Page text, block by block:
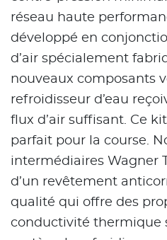
réseau haute
développé en
d’air spécialement
nouveaux composants
refroidisseur d’eau
flux d’air suffisant. Ce
parfait pour la course.
intermédiaires Wagner
d’un revêtement
qualité qui offre des
conductivité thermique